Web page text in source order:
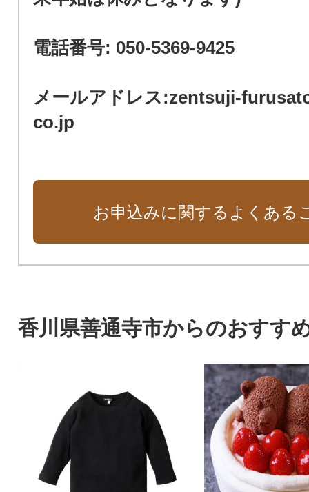
電話番号: 050-5369-9425
メールアドレス:zentsuji-
co.jp
お申込みに関するよくある
香川県善通寺市からのおすす